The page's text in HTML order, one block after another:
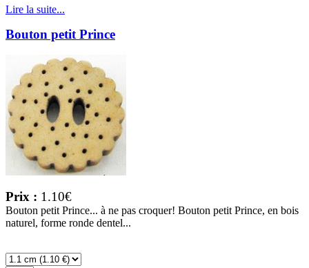
Lire la suite...
Bouton petit Prince
Prix : 1.10€
Bouton petit Prince... à ne pas croquer! Bouton petit Prince, en bois
naturel, forme ronde dentel...